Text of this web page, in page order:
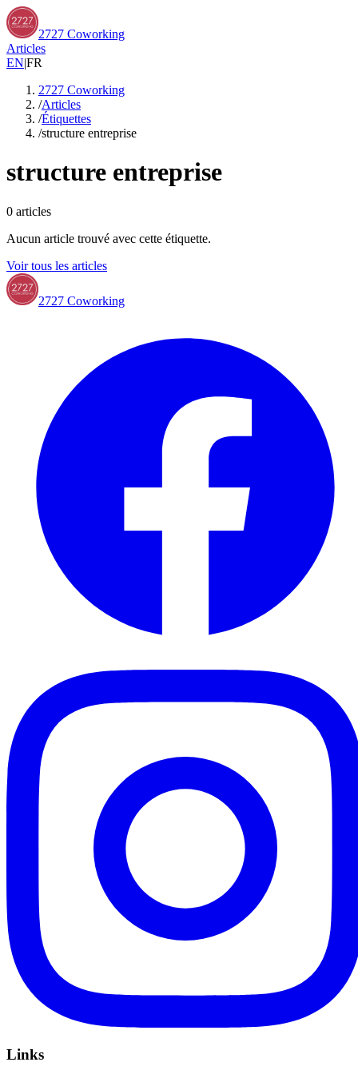
2727 Coworking
Articles
EN|FR
2727 Coworking
/Articles
/Étiquettes
/structure entreprise
structure entreprise
0 articles
Aucun article trouvé avec cette étiquette.
Voir tous les articles
2727 Coworking
Links